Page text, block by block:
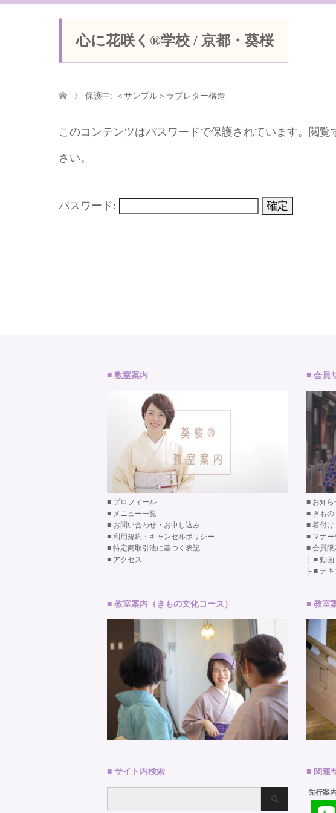
心に花咲く®学校 / 京都・葵桜
保護中: ＜サンプル＞ラブレター構造
このコンテンツはパスワードで保護されています。閲
さい。
パスワード:
■ 教室案内
■ プロフィール
■ メニュー一覧
■ お問い合わせ・お申し込み
■ 利用規約・キャンセルポリシー
■ 特定商取引法に基づく表記
■ アクセス
■ 会員
■ お知ら
■ きもの
■ 着付け
■ マナー
■ 会員限
├ ■ 動画
├ ■ テキ
■ 教室案内（きもの文化コース） ■ 教室
■ サイト内検索 ■ 関連
先行案